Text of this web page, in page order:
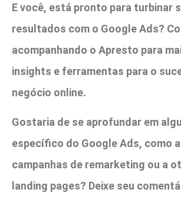
E você, está pronto para turbinar
resultados com o Google Ads?
acompanhando o Apresto para
insights e ferramentas para o
negócio online.
Gostaria de se aprofundar em
específico do Google Ads, como
campanhas de remarketing ou a
landing pages? Deixe seu